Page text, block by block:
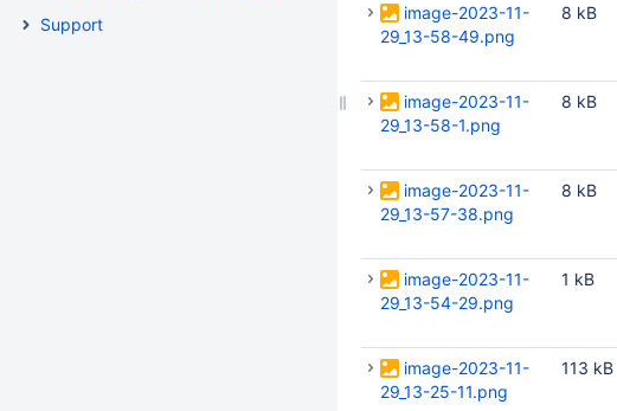
Support
image-2023-11-
29_13-58-49.png
8 kB
image-2023-11-
29_13-58-1.png
8 kB
image-2023-11-
29_13-57-38.png
8 kB
image-2023-11-
29_13-54-29.png
1 kB
image-2023-11-
29_13-25-11.png
113 kB